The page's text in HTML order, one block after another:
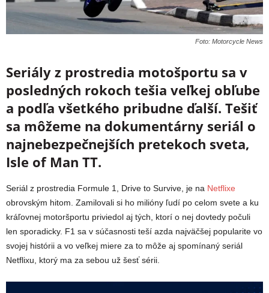
Foto: Motorcycle News
Seriály z prostredia motošportu sa v
posledných rokoch tešia veľkej obľube
a podľa všetkého pribudne ďalší. Tešiť
sa môžeme na dokumentárny seriál o
najnebezpečnejších pretekoch sveta,
Isle of Man TT.
Seriál z prostredia Formule 1, Drive to Survive, je na Netflixe
obrovským hitom. Zamilovali si ho milióny ľudí po celom svete a ku
kráľovnej motoršportu priviedol aj tých, ktorí o nej dovtedy počuli
len sporadicky. F1 sa v súčasnosti teší azda najväčšej popularite vo
svojej histórii a vo veľkej miere za to môže aj spomínaný seriál
Netflixu, ktorý ma za sebou už šesť sérii.